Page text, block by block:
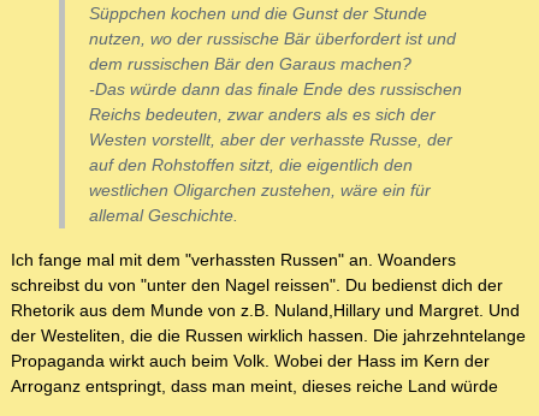
Süppchen kochen und die Gunst der Stunde
nutzen, wo der russische Bär überfordert ist und
dem russischen Bär den Garaus machen?
-Das würde dann das finale Ende des russischen
Reichs bedeuten, zwar anders als es sich der
Westen vorstellt, aber der verhasste Russe, der
auf den Rohstoffen sitzt, die eigentlich den
westlichen Oligarchen zustehen, wäre ein für
allemal Geschichte.
Ich fange mal mit dem "verhassten Russen" an. Woanders
schreibst du von "unter den Nagel reissen". Du bedienst dich der
Rhetorik aus dem Munde von z.B. Nuland,Hillary und Margret. Und
der Westeliten, die die Russen wirklich hassen. Die jahrzehntelange
Propaganda wirkt auch beim Volk. Wobei der Hass im Kern der
Arroganz entspringt, dass man meint, dieses reiche Land würde